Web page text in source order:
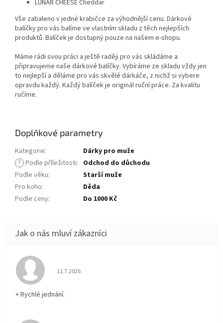
LUNAR CHEESE Cheddar
Vše zabaleno v jedné krabičce za výhodnější cenu. Dárkové
balíčky pro vás balíme ve vlastním skladu z těch nejlepších
produktů. Balíček je dostupný pouze na našem e-shopu.
Máme rádi svou práci a ještě raději pro vás skládáme a
připravujeme naše dárkové balíčky. Vybíráme ze skladu vždy jen
to nejlepší a děláme pro vás skvělé dárkáče, z nichž si vybere
opravdu každý. Každý balíček je originál ruční práce. Za kvalitu
ručíme.
Doplňkové parametry
Kategorie:
Dárky pro muže
? Podle příležitosti: Odchod do důchodu
Podle věku:
Starší muže
Pro koho:
Děda
Podle ceny: Do 1000 Kč
Hodnocení obchodu je 5 z 5 hvězdiček.
11.7.2026
+ Rychlé jednání.